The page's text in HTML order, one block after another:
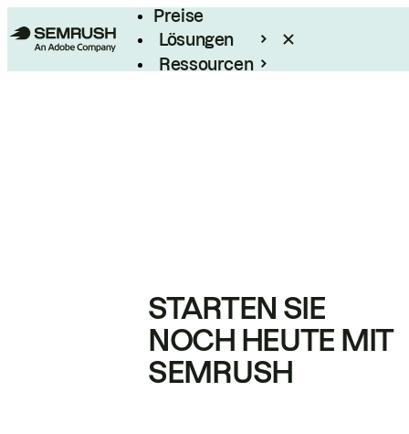
Preise
Lösungen
Ressourcen
STARTEN SIE
NOCH HEUTE MIT
SEMRUSH